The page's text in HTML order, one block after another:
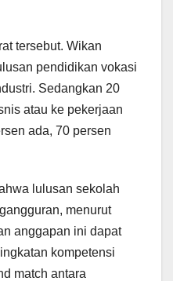
tersebut. Wikan
pendidikan vokasi
Sedangkan 20
atau ke pekerjaan
ada, 70 persen
lulusan sekolah
menurut
anggapan ini dapat
kompetensi
match antara